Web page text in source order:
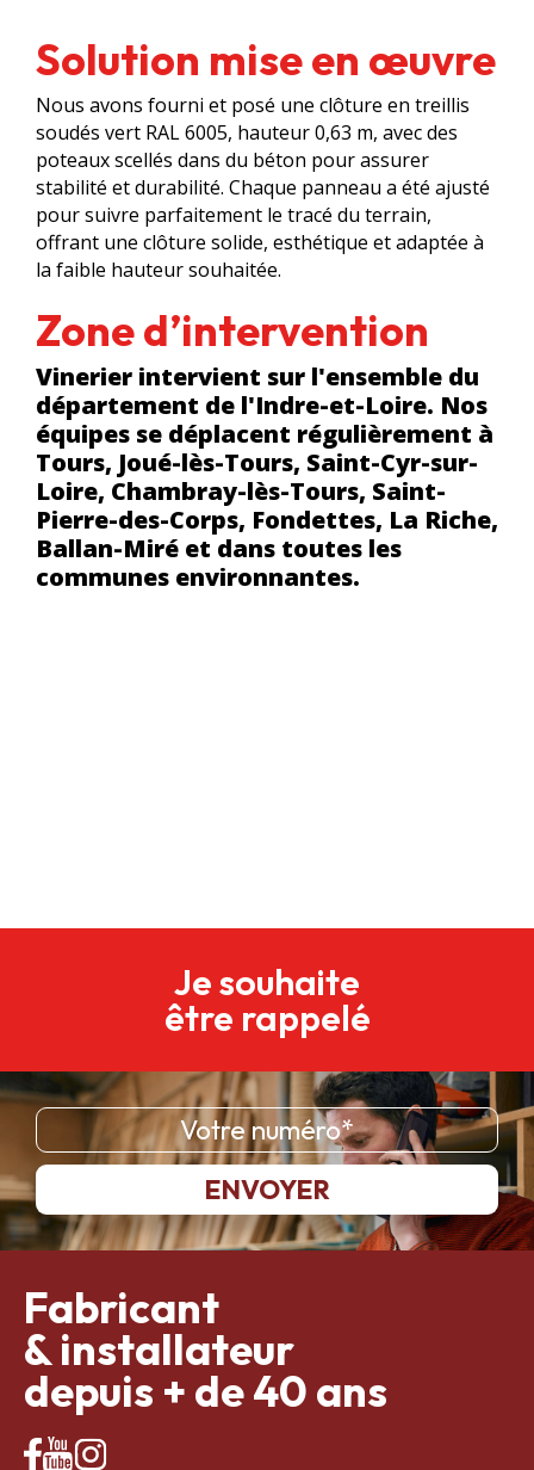
Solution mise en œuvre
Nous avons fourni et posé une clôture en treillis
soudés vert RAL 6005, hauteur 0,63 m, avec des
poteaux scellés dans du béton pour assurer
stabilité et durabilité. Chaque panneau a été ajusté
pour suivre parfaitement le tracé du terrain,
offrant une clôture solide, esthétique et adaptée à
la faible hauteur souhaitée.
Zone d’intervention
Vinerier intervient sur l'ensemble du
département de l'Indre-et-Loire. Nos
équipes se déplacent régulièrement à
Tours, Joué-lès-Tours, Saint-Cyr-sur-
Loire, Chambray-lès-Tours, Saint-
Pierre-des-Corps, Fondettes, La Riche,
Ballan-Miré et dans toutes les
communes environnantes.
Je souhaite
être rappelé
Fabricant
& installateur
depuis + de 40 ans